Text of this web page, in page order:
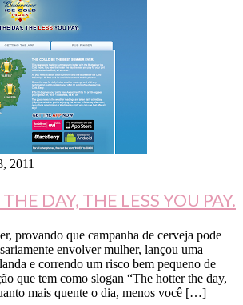
2011
DAY, THE LESS YOU PAY.
provando que campanha de cerveja pode
envolver mulher, lançou uma
e correndo um risco bem pequeno de
que tem como slogan “The hotter the day,
mais quente o dia, menos você […]